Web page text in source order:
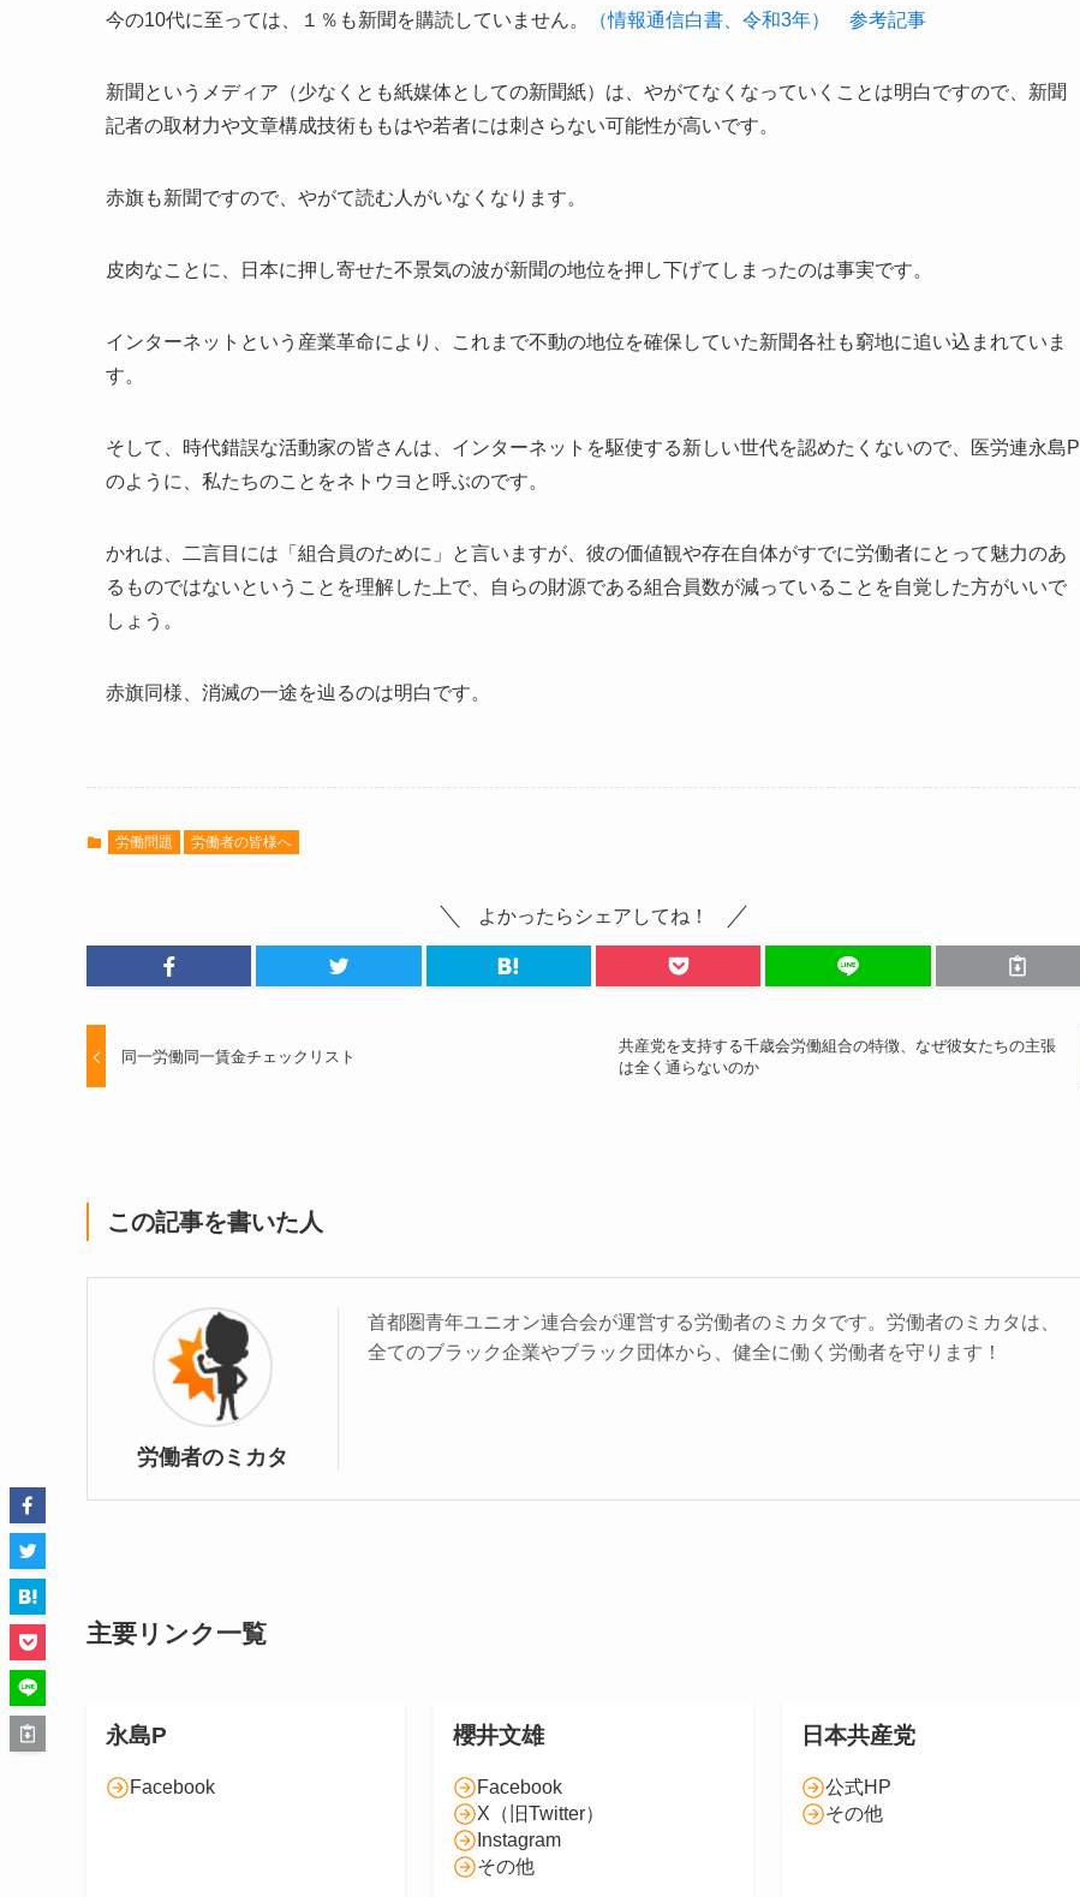
今の10代に至っては、１％も新聞を購読していません。 （情報通信白書、令和3年） 参考記事
新聞というメディア（少なくとも紙媒体としての新聞紙）は、やがてなくなっていくことは明白ですので、新聞
記者の取材力や文章構成技術ももはや若者には刺さらない可能性が高いです。
赤旗も新聞ですので、やがて読む人がいなくなります。
皮肉なことに、日本に押し寄せた不景気の波が新聞の地位を押し下げてしまったのは事実です。
インターネットという産業革命により、これまで不動の地位を確保していた新聞各社も窮地に追い込まれていま
す。
そして、時代錯誤な活動家の皆さんは、インターネットを駆使する新しい世代を認めたくないので、医労連永島P
のように、私たちのことをネトウヨと呼ぶのです。
かれは、二言目には「組合員のために」と言いますが、彼の価値観や存在自体がすでに労働者にとって魅力のあ
るものではないということを理解した上で、自らの財源である組合員数が減っていることを自覚した方がいいで
しょう。
赤旗同様、消滅の一途を辿るのは明白です。
労働問題 労働者の皆様へ
よかったらシェアしてね！
同一労働同一賃金チェックリスト
共産党を支持する千歳会労働組合の特徴、なぜ彼女たちの主張
は全く通らないのか
この記事を書いた人
労働者のミカタ
首都圏青年ユニオン連合会が運営する労働者のミカタです。労働者のミカタは、
全てのブラック企業やブラック団体から、健全に働く労働者を守ります！
主要リンク一覧
永島P
Facebook
櫻井文雄
Facebook
X（旧Twitter）
Instagram
その他
日本共産党
公式HP
その他